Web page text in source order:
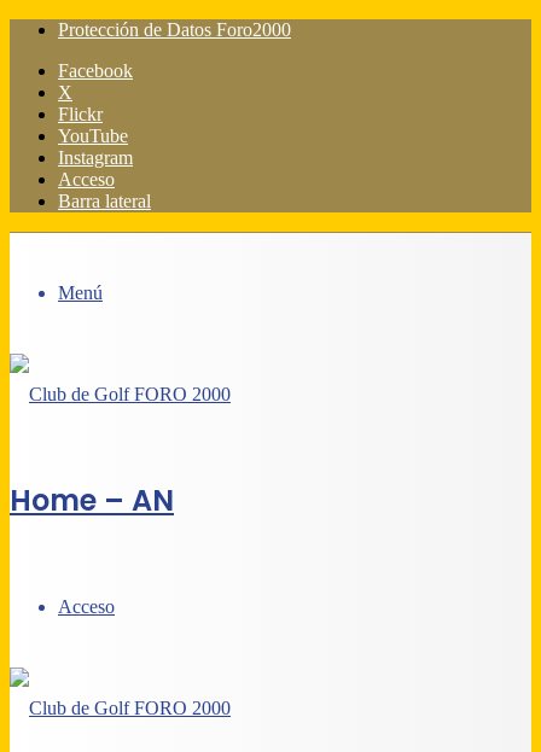
Protección de Datos Foro2000
Facebook
X
Flickr
YouTube
Instagram
Acceso
Barra lateral
Menú
Home – AN
Acceso